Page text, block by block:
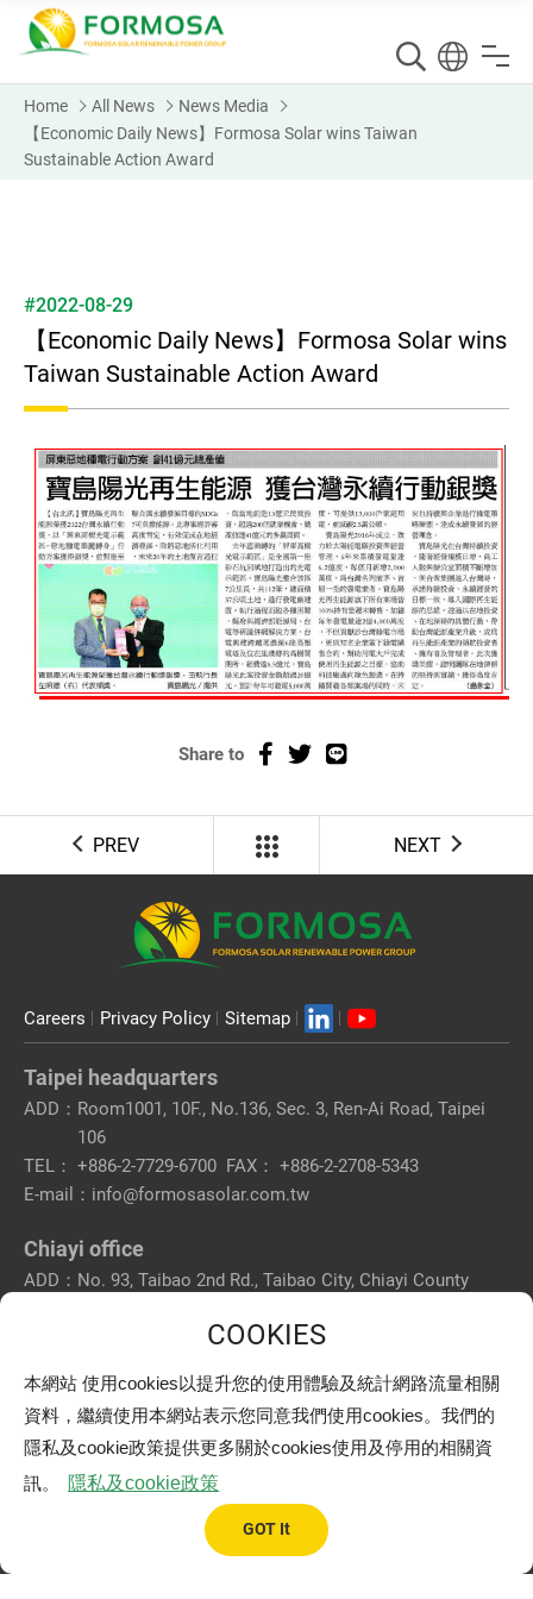
本網站 使用cookies以提升您的使用體驗及統計網路流量相關
資料，繼續使用本網站表示您同意我們使用cookies。我們的
隱私及cookie政策提供更多關於cookies使用及停用的相關資
訊。
隱私及cookie政策
GOT It
Home All News
News Media
【Economic Daily News】Formosa Solar wins Taiwan
Sustainable Action Award
#2022-08-29
【Economic Daily News】Formosa Solar wins
Taiwan Sustainable Action Award
Share to
PREV NEXT
Careers Privacy Policy Sitemap
Taipei headquarters
ADD： Room1001, 10F., No.136, Sec. 3, Ren-Ai Road, Taipei
106
TEL： +886-2-7729-6700 FAX： +886-2-2708-5343
E-mail： info@formosasolar.com.tw
Chiayi office
ADD： No. 93, Taibao 2nd Rd., Taibao City, Chiayi County
FAX： +886-5-362-2900
Pingtung branch
ADD： No. 14-15, Ren-Ai Rd., Pingtung City, Pingtung County
900
TEL： +886-8-765-6899 FAX：
© 2021 Formosa Solar Renewable Power Co., Ltd. All rights